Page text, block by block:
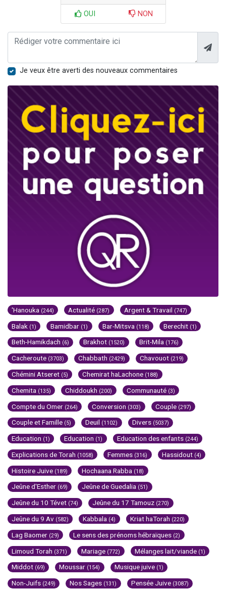
OUI NON
Je veux être averti des nouveaux commentaires
'Hanouka (244) Actualité (287) Argent & Travail (747)
Balak (1) Bamidbar (1) Bar-Mitsva (118) Berechit (1)
Beth-Hamikdach (6) Brakhot (1520) Brit-Mila (176)
Cacheroute (3703) Chabbath (2429) Chavouot (219)
Chémini Atseret (5) Chemirat haLachone (188)
Chemita (135) Chiddoukh (200) Communauté (3)
Compte du Omer (264) Conversion (303) Couple (297)
Couple et Famille (5) Deuil (1102) Divers (5037)
Education (1) Education (1) Education des enfants (244)
Explications de Torah (1058) Femmes (316) Hassidout (4)
Histoire Juive (189) Hochaana Rabba (18)
Jeûne d'Esther (69) Jeûne de Guedalia (51)
Jeûne du 10 Tévet (74) Jeûne du 17 Tamouz (270)
Jeûne du 9 Av (582) Kabbala (4) Kriat haTorah (220)
Lag Baomer (29) Le sens des prénoms hébraïques (2)
Limoud Torah (371) Mariage (772) Mélanges lait/viande (1)
Middot (69) Moussar (154) Musique juive (1)
Non-Juifs (249) Nos Sages (131) Pensée Juive (3087)